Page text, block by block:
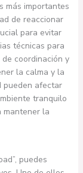
más importantes
de reaccionar
para evitar
técnicas para
coordinación y
la calma y la
pueden afectar
tranquilo
mantener la
puedes